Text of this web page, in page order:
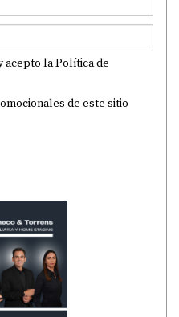
acepto laPolítica de
de este sitio